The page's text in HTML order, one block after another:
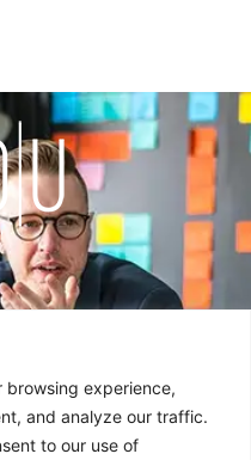
browsing experience,
and analyze our traffic.
to our use of